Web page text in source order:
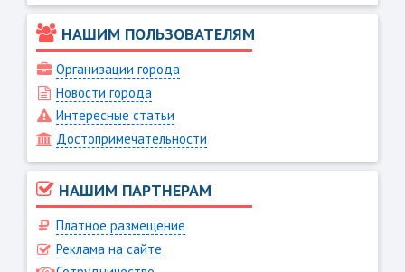
НАШИМ ПОЛЬЗОВАТЕЛЯМ
Организации города
Новости города
Интересные статьи
Достопримечательности
НАШИМ ПАРТНЕРАМ
Платное размещение
Реклама на сайте